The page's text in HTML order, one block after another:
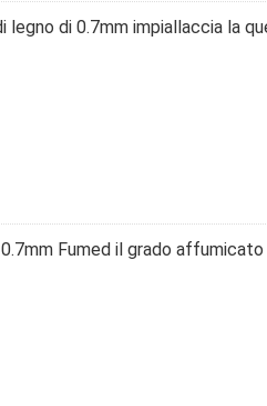
di 0.7mm impiallaccia la
Fumed il grado